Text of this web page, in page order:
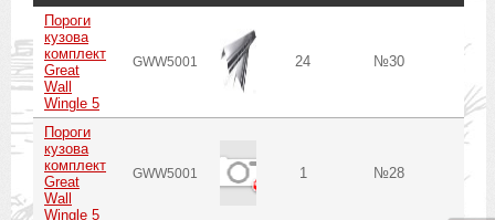
Пороги
кузова
комплект
Great
Wall
Wingle 5
GWW5001 24 №30
Пороги
кузова
комплект
Great
Wall
Wingle 5
GWW5001 1 №28